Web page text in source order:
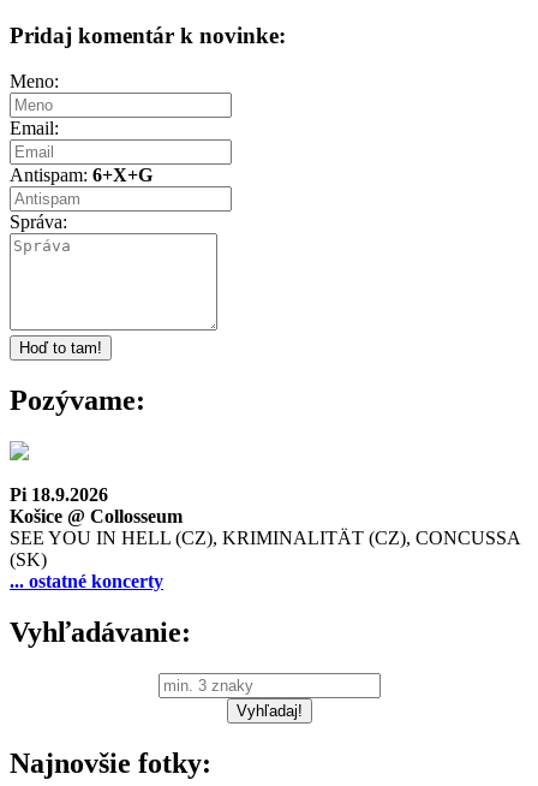
Pridaj komentár k novinke:
Meno:
Email:
Antispam: 6+X+G
Správa:
Pozývame:
Pi 18.9.2026
Košice @ Collosseum
SEE YOU IN HELL (CZ), KRIMINALITÄT (CZ), CONCUSSA
(SK)
... ostatné koncerty
Vyhľadávanie:
Najnovšie fotky: